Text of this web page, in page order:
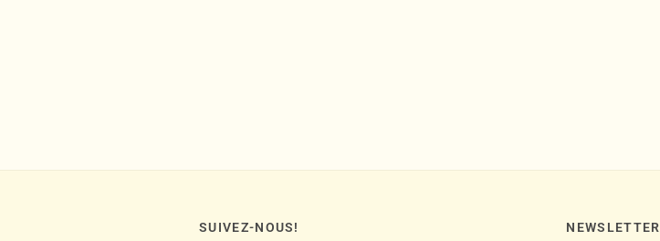
SUIVEZ-NOUS! NEWSLETTER